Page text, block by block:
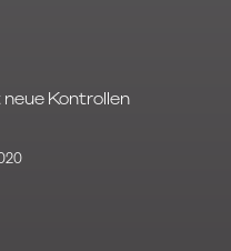
Kontrollen